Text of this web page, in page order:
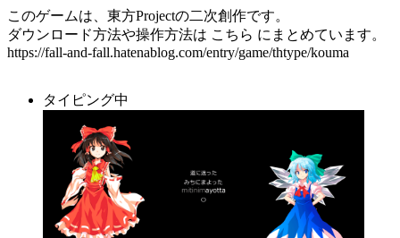
このゲームは、東方Projectの二次創作です。
ダウンロード方法や操作方法は こちら にまとめています。
https://fall-and-fall.hatenablog.com/entry/game/thtype/kouma
タイピング中